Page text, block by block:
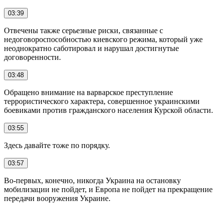
03:39
Отвечены также серьезные риски, связанные с
недоговороспособностью киевского режима, который уже
неоднократно саботировал и нарушал достигнутые
договоренности.
03:48
Обращено внимание на варварское преступление
террористического характера, совершенное украинскими
боевиками против гражданского населения Курской области.
03:55
Здесь давайте тоже по порядку.
03:57
Во-первых, конечно, никогда Украина на остановку
мобилизации не пойдет, и Европа не пойдет на прекращение
передачи вооружения Украине.